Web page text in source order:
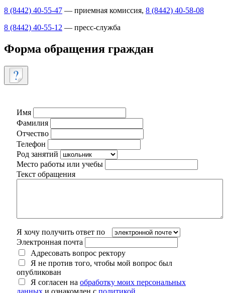
8 (8442) 40-55-47 — приемная комиссия, 8 (8442) 40-58-08
8 (8442) 40-55-12 — пресс-служба
Форма обращения граждан
Имя
Фамилия
Отчество
Телефон
Род занятий
Место работы или учебы
Текст обращения
Я хочу получить ответ по
Электронная почта
Адресовать вопрос ректору
Я не против того, чтобы мой вопрос был
опубликован
Я согласен на обработку моих персональных